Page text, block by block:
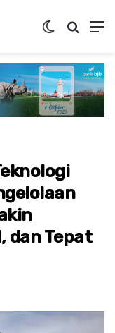
Switch skin
dan Tepat